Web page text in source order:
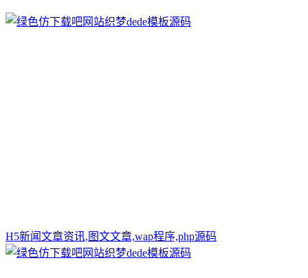
H5新闻文章资讯,图文文章,wap程序,php源码